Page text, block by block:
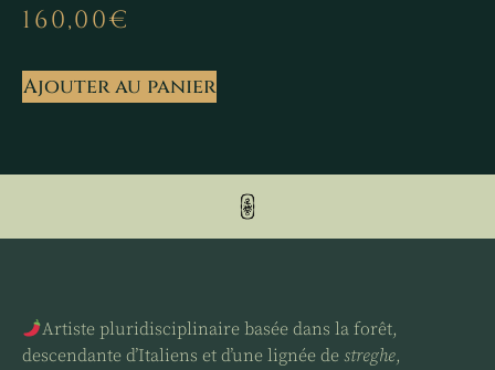
160,00€
Ajouter au panier
Artiste pluridisciplinaire basée dans la forêt,
descendante d’Italiens et d’une lignée de streghe,